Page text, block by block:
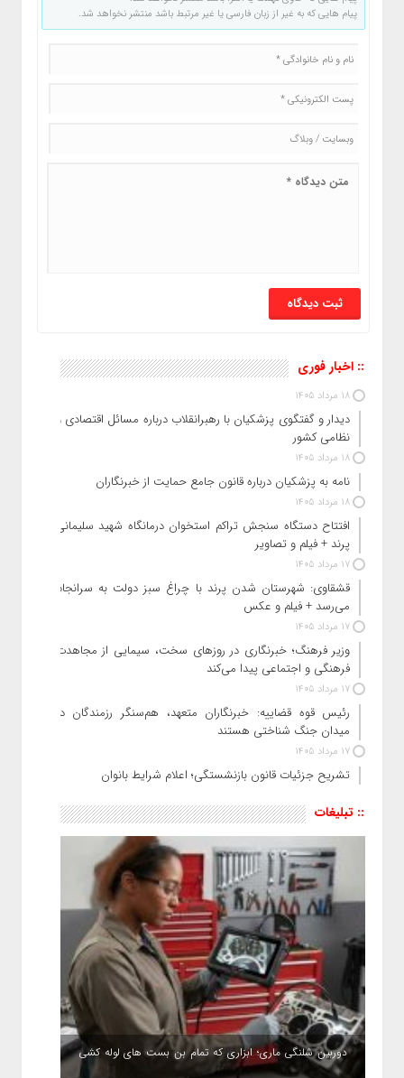
پیام هایی که به غیر از زبان فارسی یا غیر مرتبط باشد منتشر نخواهد شد.
:: اخبار فوری
18 مرداد 1405
دیدار و گفتگوی پزشکیان با رهبرانقلاب درباره مسائل اقتصادی و
نظامی کشور
18 مرداد 1405
نامه به پزشکیان درباره قانون جامع حمایت از خبرنگاران
18 مرداد 1405
افتتاح دستگاه سنجش تراکم استخوان درمانگاه شهید سلیمانی
پرند + فیلم و تصاویر
17 مرداد 1405
قشقاوی: شهرستان شدن پرند با چراغ سبز دولت به سرانجام
می‌رسد + فیلم و عکس
17 مرداد 1405
وزیر فرهنگ؛ خبرنگاری در روزهای سخت، سیمایی از مجاهدت
فرهنگی و اجتماعی پیدا می‌کند
17 مرداد 1405
رئیس قوه قضاییه: خبرنگاران متعهد، هم‌سنگر رزمندگان در
میدان جنگ شناختی هستند
17 مرداد 1405
تشریح جزئیات قانون بازنشستگی؛ اعلام شرایط بانوان
:: تبلیغات
دوربین شلنگی ماری؛ ابزاری که تمام بن بست های لوله کشی